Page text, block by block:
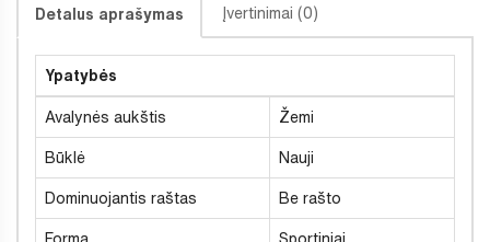
Detalus aprašymas Įvertinimai (0)
Ypatybės
Avalynės aukštis Žemi
Būklė Nauji
Dominuojantis raštas Be rašto
Forma Sportiniai